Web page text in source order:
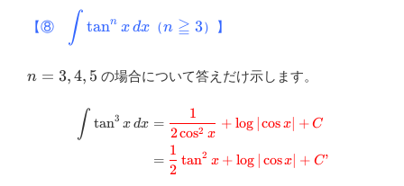
【⑧
\displaystyle
\int
dx
∫ tann xdx （
\geqq
n ≧ 3）】
n=3,4,5
n = 3,4, 5 の場合について答えだけ示します。
\small \begin{aligned}
∫ tan3 xdx =
2cos2 x
1
+ log cosx + C
=
2
1
tan2 x + log ∣ cosx∣ + C’